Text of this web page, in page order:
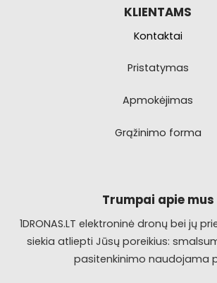
KLIENTAMS
Kontaktai
Pristatymas
Apmokėjimas
Grąžinimo forma
Trumpai apie mus
1DRONAS.LT elektroninė dronų bei jų
siekia atliepti Jūsų poreikius:
pasitenkinimo naudojama